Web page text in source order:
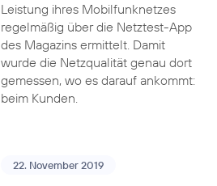
Leistung ihres Mobilfunknetzes
regelmäßig über die Netztest-App
des Magazins ermittelt. Damit
wurde die Netzqualität genau dort
gemessen, wo es darauf ankommt:
beim Kunden.
22. November 2019